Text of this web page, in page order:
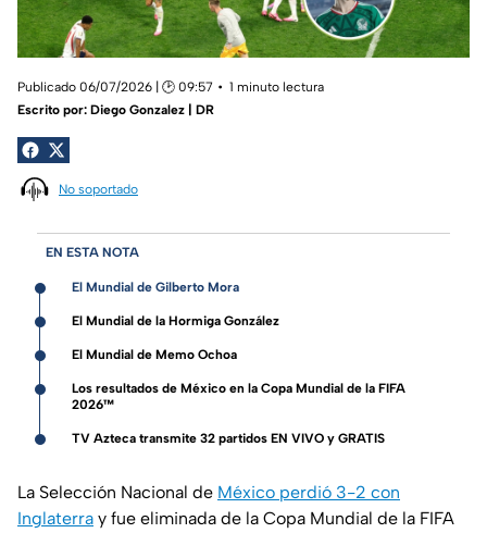
Publicado 06/07/2026 | 🕑 09:57
1 minuto lectura
Escrito por: Diego Gonzalez | DR
No soportado
EN ESTA NOTA
El Mundial de Gilberto Mora
El Mundial de la Hormiga González
El Mundial de Memo Ochoa
Los resultados de México en la Copa Mundial de la FIFA
2026™
TV Azteca transmite 32 partidos EN VIVO y GRATIS
La Selección Nacional de México perdió 3-2 con
Inglaterra y fue eliminada de la Copa Mundial de la FIFA